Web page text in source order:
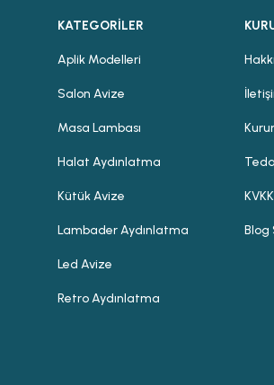
KATEGORİLER
Aplik Modelleri
Salon Avize
Masa Lambası
Halat Aydınlatma
Kütük Avize
Lambader Aydınlatma
Led Avize
Retro Aydınlatma
Blog